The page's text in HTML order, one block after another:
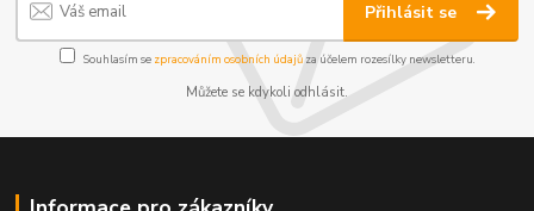
Přihlásit se
Souhlasím se zpracováním osobních údajůza účelem rozesílky newsletteru.
Můžete se kdykoli odhlásit.